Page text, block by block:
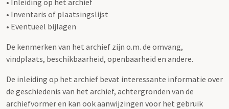
• Inventaris of plaatsingslijst
• Eventueel bijlagen
De kenmerken van het archief zijn o.m. de omvang,
vindplaats, beschikbaarheid, openbaarheid en andere.
De inleiding op het archief bevat interessante informatie over
de geschiedenis van het archief, achtergronden van de
archiefvormer en kan ook aanwijzingen voor het gebruik